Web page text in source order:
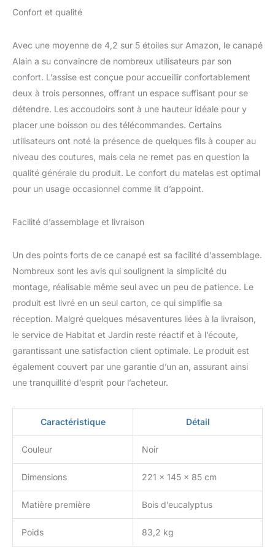
Confort et qualité
Avec une moyenne de 4,2 sur 5 étoiles sur Amazon, le canapé
Alain a su convaincre de nombreux utilisateurs par son
confort. L’assise est conçue pour accueillir confortablement
deux à trois personnes, offrant un espace suffisant pour se
détendre. Les accoudoirs sont à une hauteur idéale pour y
placer une boisson ou des télécommandes. Certains
utilisateurs ont noté la présence de quelques fils à couper au
niveau des coutures, mais cela ne remet pas en question la
qualité générale du produit. Le confort du matelas est optimal
pour un usage occasionnel comme lit d’appoint.
Facilité d’assemblage et livraison
Un des points forts de ce canapé est sa facilité d’assemblage.
Nombreux sont les avis qui soulignent la simplicité du
montage, réalisable même seul avec un peu de patience. Le
produit est livré en un seul carton, ce qui simplifie sa
réception. Malgré quelques mésaventures liées à la livraison,
le service de Habitat et Jardin reste réactif et à l’écoute,
garantissant une satisfaction client optimale. Le produit est
également couvert par une garantie d’un an, assurant ainsi
une tranquillité d’esprit pour l’acheteur.
Caractéristique Détail
Couleur Noir
Dimensions 221 x 145 x 85 cm
Matière première Bois d’eucalyptus
Poids 83,2 kg